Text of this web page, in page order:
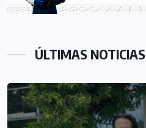
ÚLTIMAS NOTICIAS